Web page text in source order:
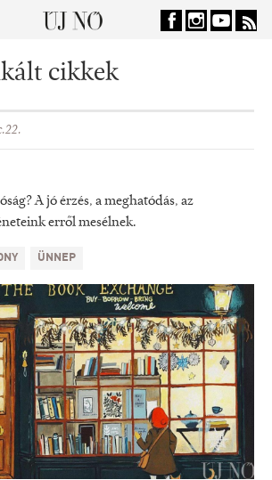
Jump to navigation
cikkek
A jó érzés, a meghatódás, az
erről mesélnek.
ÜNNEP